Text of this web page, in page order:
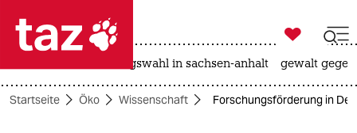
 taz zahl ich
taz zahl ich

taz zahl ich
landtagswahl in sachsen-anhalt gewalt
Startseite Öko Wissenschaft Forschungsförderung in